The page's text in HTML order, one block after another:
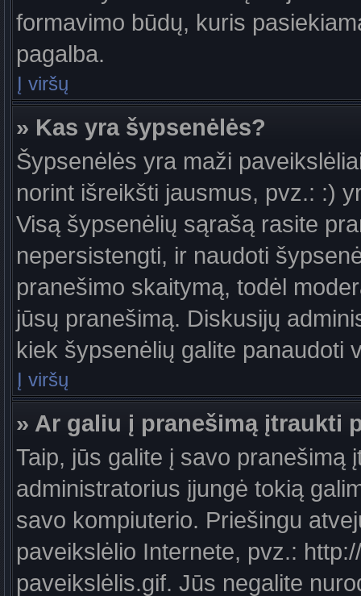
formavimo būdų, kuris
pagalba.
Į viršų
» Kas yra šypsenėlės?
Šypsenėlės yra maži
norint išreikšti jausmus, pvz.: :)
Visą šypsenėlių sąrašą rasite
nepersistengti, ir naudoti
pranešimo skaitymą, todėl
jūsų pranešimą. Diskusijų
kiek šypsenėlių galite panaudoti
Į viršų
» Ar galiu į pranešimą įtraukti
Taip, jūs galite į savo pranešimą
administratorius įjungė tokią
savo kompiuterio. Priešingu
paveikslėlio Internete, pvz.:
paveikslėlis.gif. Jūs negalite